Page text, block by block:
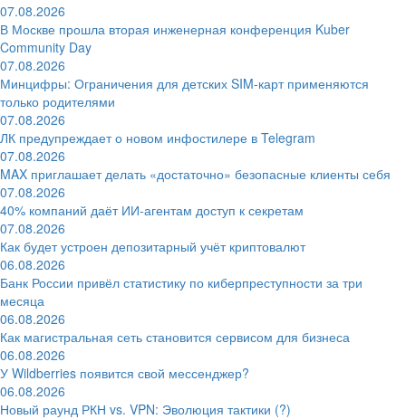
07.08.2026
В Москве прошла вторая инженерная конференция Kuber
Community Day
07.08.2026
Минцифры: Ограничения для детских SIM-карт применяются
только родителями
07.08.2026
ЛК предупреждает о новом инфостилере в Telegram
07.08.2026
MAX приглашает делать «достаточно» безопасные клиенты себя
07.08.2026
40% компаний даёт ИИ‑агентам доступ к секретам
07.08.2026
Как будет устроен депозитарный учёт криптовалют
06.08.2026
Банк России привёл статистику по киберпреступности за три
месяца
06.08.2026
Как магистральная сеть становится сервисом для бизнеса
06.08.2026
У Wildberries появится свой мессенджер?
06.08.2026
Новый раунд РКН vs. VPN: Эволюция тактики (?)